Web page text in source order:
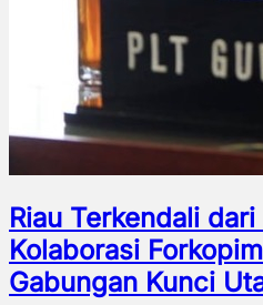
Riau Terkendali
Kolaborasi
Gabungan Kunci